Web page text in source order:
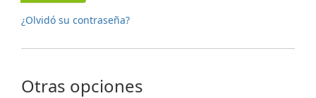
¿Olvidó su contraseña?
Otras opciones